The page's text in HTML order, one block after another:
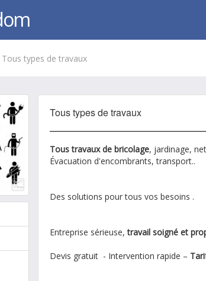
Tous types de travaux
Tous types de travaux
Tous travaux de bricolage, jardinage,
Évacuation d'encombrants, transport..
Des solutions pour tous vos besoins .
Entreprise sérieuse,travail soigné et
Devis gratuit - Intervention rapide –